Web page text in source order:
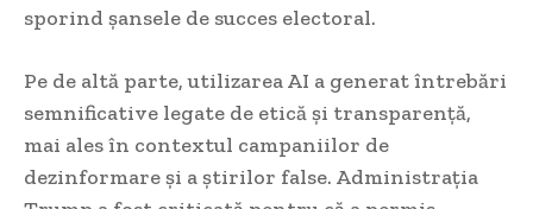
sporind șansele de succes electoral.
Pe de altă parte, utilizarea AI a generat întrebări
semnificative legate de etică și transparență,
mai ales în contextul campaniilor de
dezinformare și a știrilor false. Administrația